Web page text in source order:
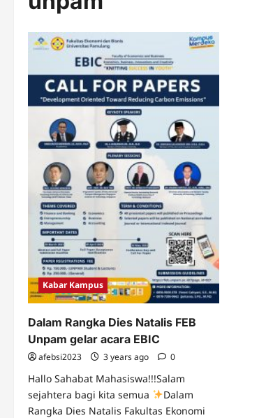
Kabar Kampus
Dalam Rangka Dies Natalis FEB
Unpam gelar acara EBIC
afebsi2023 3 years ago 0
Hallo Sahabat Mahasiswa!!!Salam
sejahtera bagi kita semua
Dalam
Rangka Dies Natalis Fakultas Ekonomi